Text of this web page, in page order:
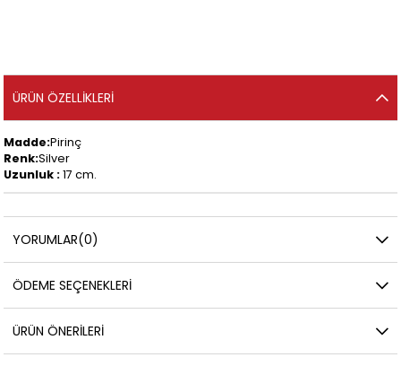
ÜRÜN ÖZELLIKLERI
Madde:Pirinç
Renk:Silver
Uzunluk :17 cm.
YORUMLAR(0)
ÖDEME SEÇENEKLERI
ÜRÜN ÖNERILERI